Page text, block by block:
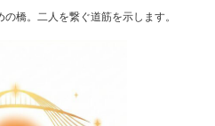
橋。二人を繋ぐ道筋を示します。